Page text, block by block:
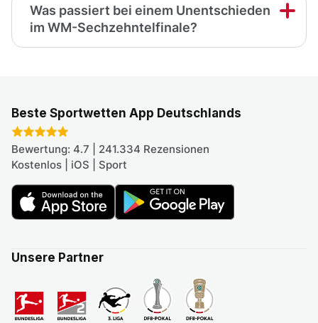
Was passiert bei einem Unentschieden
im WM-Sechzehntelfinale?
Beste Sportwetten App Deutschlands
Bewertung: 4.7 | 241.334 Rezensionen
Kostenlos | iOS | Sport
Unsere Partner